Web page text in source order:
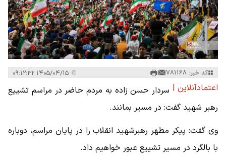
کد خبر: 781168
اعتمادآنلاین | سردار حسن زاده به مردم حاضر در مراسم تشییع
رهبر شهید گفت: در مسیر بمانند.
وی گفت: پیکر مطهر رهبرشهید انقلاب را در پایان مراسم، دوباره
با بالگرد در مسیر تشییع عبور خواهیم داد.